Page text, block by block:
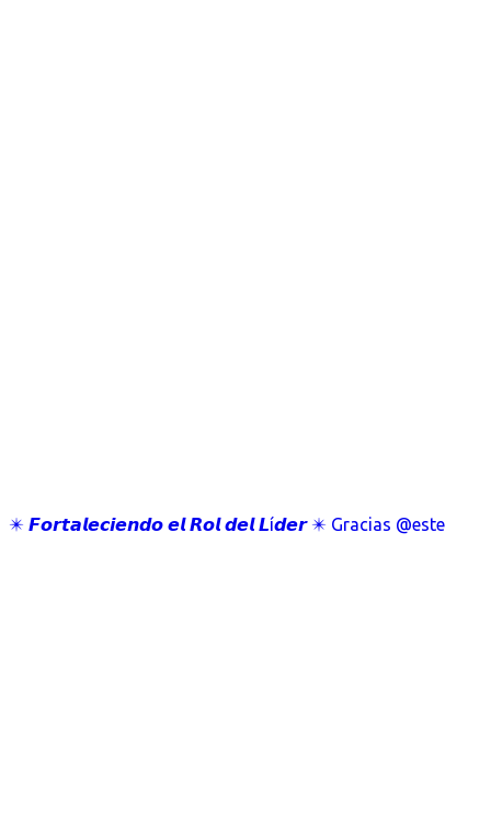
✴️ 𝙁𝙤𝙧𝙩𝙖𝙡𝙚𝙘𝙞𝙚𝙣𝙙𝙤 𝙚𝙡 𝙍𝙤𝙡 𝙙𝙚𝙡 𝙇í𝙙𝙚𝙧 ✴️ Gracias @este